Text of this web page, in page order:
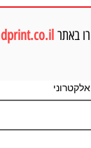
באתר